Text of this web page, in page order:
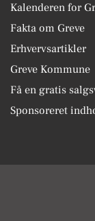
Kalenderen for
Fakta om Greve
Erhvervsartikler
Greve Kommune
Få en gratis
Sponsoreret